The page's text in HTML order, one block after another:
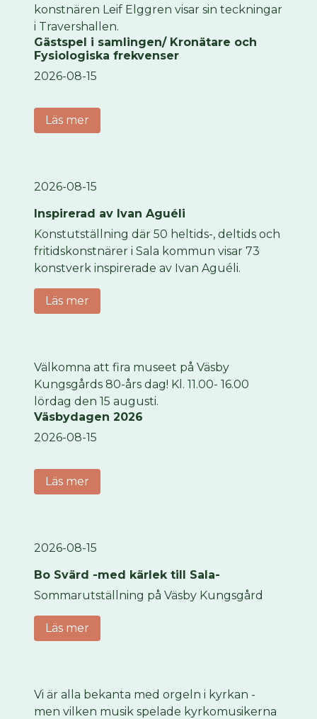
2026-08-15
Gästspel i samlingen/ Kronätare och
Fysiologiska frekvenser
konstnären Leif Elggren visar sin teckningar
i Travershallen.
Läs mer
2026-08-15
Inspirerad av Ivan Aguéli
Konstutställning där 50 heltids-, deltids och
fritidskonstnärer i Sala kommun visar 73
konstverk inspirerade av Ivan Aguéli.
Läs mer
2026-08-15
Väsbydagen 2026
Välkomna att fira museet på Väsby
Kungsgårds 80-års dag! Kl. 11.00- 16.00
lördag den 15 augusti.
Läs mer
2026-08-15
Bo Svärd -med kärlek till Sala-
Sommarutställning på Väsby Kungsgård
Läs mer
Vi är alla bekanta med orgeln i kyrkan -
men vilken musik spelade kyrkomusikerna